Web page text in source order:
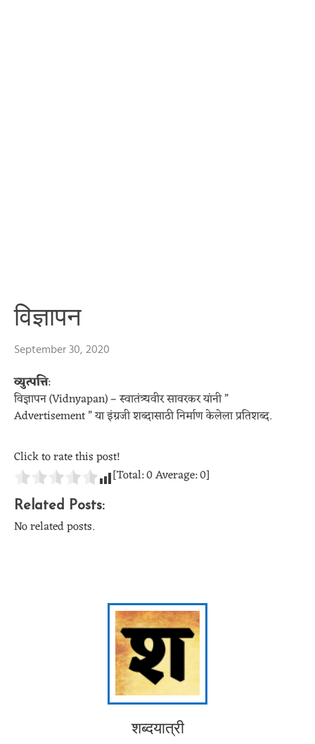
विज्ञापन
September 30, 2020
व्युत्पत्ति:
विज्ञापन (Vidnyapan) – स्वातंत्र्यवीर सावरकर यांनी ”
Advertisement ” या इंग्रजी शब्दासाठी निर्माण केलेला प्रतिशब्द.
Click to rate this post!
[Total:0Average:0]
Related Posts:
No related posts.
शब्दयात्री